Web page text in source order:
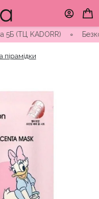
KADORR) ∘
пірамідки